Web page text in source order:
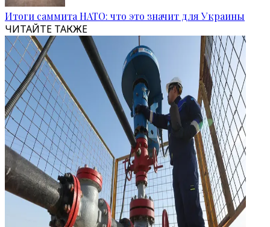
Итоги саммита НАТО: что это значит для Украины
ЧИТАЙТЕ ТАКЖЕ